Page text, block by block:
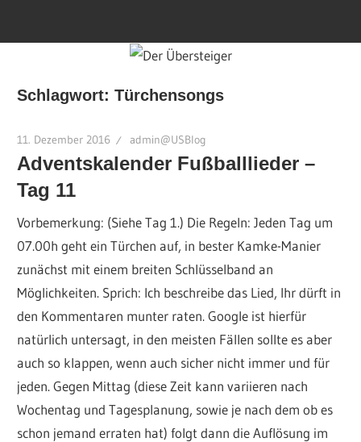
Schlagwort:Türchensongs
11. Dezember 2016 admin@USBlog
Adventskalender Fußballlieder –
Tag 11
Vorbemerkung: (Siehe Tag 1.) Die Regeln: Jeden Tag um
07.00h geht ein Türchen auf, in bester Kamke-Manier
zunächst mit einem breiten Schlüsselband an
Möglichkeiten. Sprich: Ich beschreibe das Lied, Ihr dürft in
den Kommentaren munter raten. Google ist hierfür
natürlich untersagt, in den meisten Fällen sollte es aber
auch so klappen, wenn auch sicher nicht immer und für
jeden. Gegen Mittag (diese Zeit kann variieren nach
Wochentag und Tagesplanung, sowie je nach dem ob es
schon jemand erraten hat) folgt dann die Auflösung im